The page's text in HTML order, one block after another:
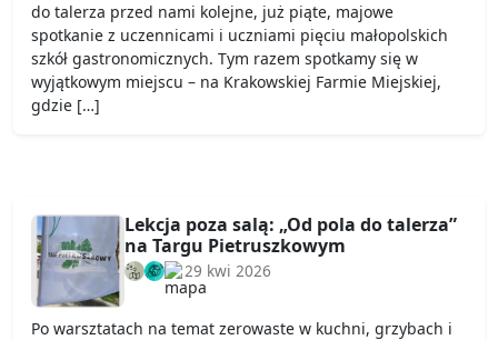
do talerza przed nami kolejne, już piąte, majowe
spotkanie z uczennicami i uczniami pięciu małopolskich
szkół gastronomicznych. Tym razem spotkamy się w
wyjątkowym miejscu – na Krakowskiej Farmie Miejskiej,
gdzie […]
Lekcja poza salą: „Od pola do talerza”
na Targu Pietruszkowym
29 kwi 2026
Po warsztatach na temat zerowaste w kuchni, grzybach i